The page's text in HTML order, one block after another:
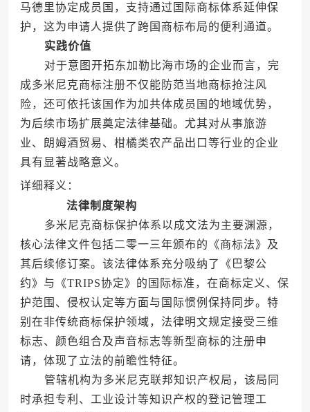
马德里协定成员国，支持通过国际商标体系延伸保
护，这为申请人提供了跨国商标布局的便利通道。
实践价值
对于意图开拓东加勒比海市场的企业而言，完
成多米尼克商标注册不仅能防范当地商标抢注风
险，还可依托该国作为加共体成员国的地域优势，
为后续市场扩展奠定法律基础。尤其对从事旅游
业、朗姆酒贸易、柑橘类农产品出口等行业的企业
具有显著战略意义。
详细释义：
法律制度架构
多米尼克商标保护体系以成文法为主要渊源，
核心法律文件包括二零一三年颁布的《商标法》及
其后续修订案。该法律体系充分吸纳了《巴黎公
约》与《TRIPS协定》的国际标准，在商标定义、保
护范围、侵权认定等方面与国际惯例保持同步。特
别在非传统商标保护领域，法律明文规定接受三维
标志、颜色组合及声音标志等新型商标的注册申
请，体现了立法的前瞻性特征。
管辖机构为多米尼克联邦知识产权局，该局同
时承担专利、工业设计等知识产权的登记管理工